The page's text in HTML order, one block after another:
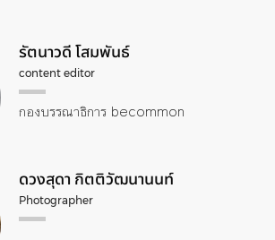
รัตนาวดี โสมพันธ์
content editor
กองบรรณาธิการ becommon
ดวงสุดา กิตติวัฒนานนท์
Photographer